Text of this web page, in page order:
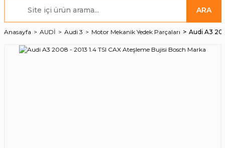
ARA
Anasayfa AUDİ Audi 3 Motor Mekanik Yedek Parçaları Audi A3